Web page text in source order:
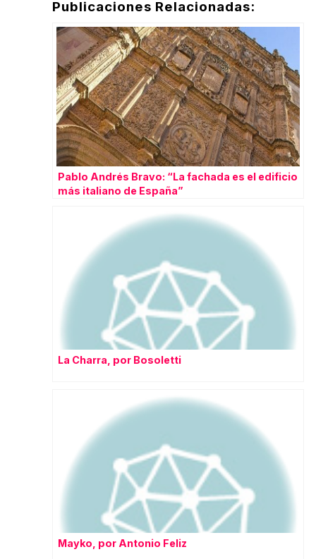
Publicaciones Relacionadas:
Pablo Andrés Bravo: “La fachada es el edificio
más italiano de España”
La Charra, por Bosoletti
Mayko, por Antonio Feliz